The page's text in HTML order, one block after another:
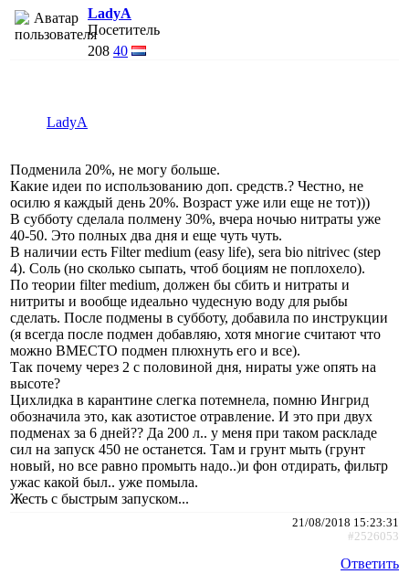
LadyA
Посетитель
208 40
LadyA
Подменила 20%, не могу больше.
Какие идеи по использованию доп. средств.? Честно, не
осилю я каждый день 20%. Возраст уже или еще не тот)))
В субботу сделала полмену 30%, вчера ночью нитраты уже
40-50. Это полных два дня и еще чуть чуть.
В наличии есть Filter medium (easy life), sera bio nitrivec (step
4). Соль (но сколько сыпать, чтоб боциям не поплохело).
По теории filter medium, должен бы сбить и нитраты и
нитриты и вообще идеально чудесную воду для рыбы
сделать. После подмены в субботу, добавила по инструкции
(я всегда после подмен добавляю, хотя многие считают что
можно ВМЕСТО подмен плюхнуть его и все).
Так почему через 2 с половиной дня, нираты уже опять на
высоте?
Цихлидка в карантине слегка потемнела, помню Ингрид
обозначила это, как азотистое отравление. И это при двух
подменах за 6 дней?? Да 200 л.. у меня при таком раскладе
сил на запуск 450 не останется. Там и грунт мыть (грунт
новый, но все равно промыть надо..)и фон отдирать, фильтр
ужас какой был.. уже помыла.
Жесть с быстрым запуском...
21/08/2018 15:23:31
#2526053
Ответить